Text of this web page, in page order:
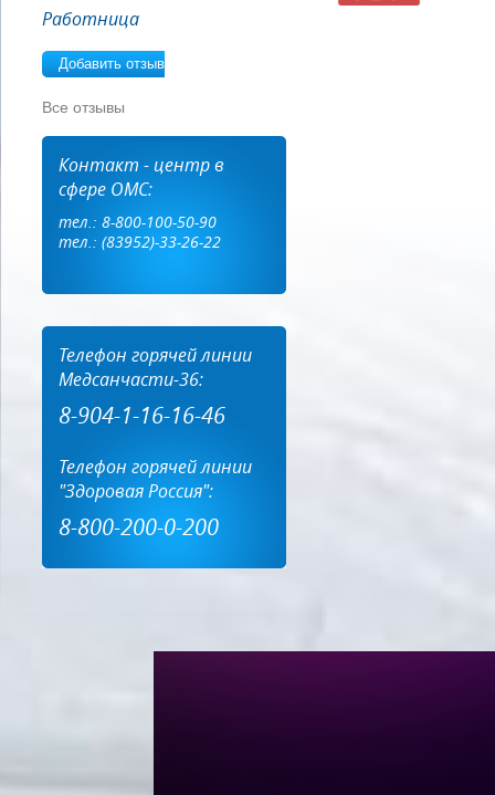
Работница
Добавить отзыв
Все отзывы
Контакт - центр в
сфере ОМС:
тел.: 8-800-100-50-90
тел.: (83952)-33-26-22
Телефон горячей линии
Медсанчасти-36:
8-904-1-16-16-46
Телефон горячей линии
"Здоровая Россия":
8-800-200-0-200